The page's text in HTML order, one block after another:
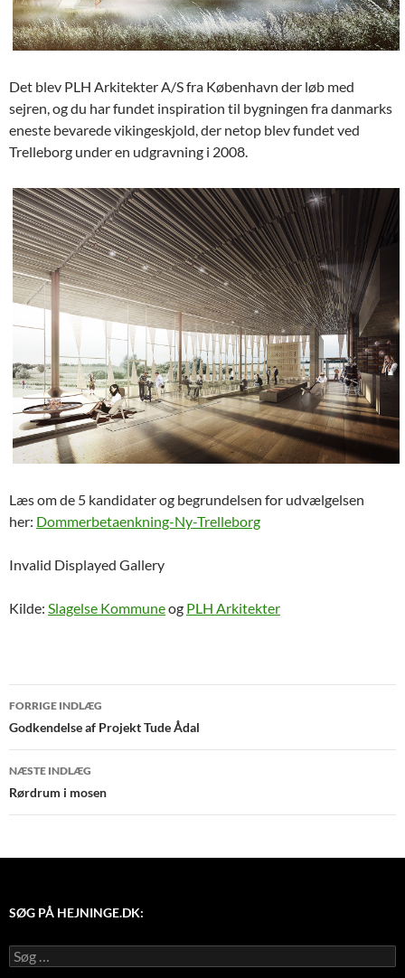
Det blev PLH Arkitekter A/S fra København der løb med
sejren, og du har fundet inspiration til bygningen fra danmarks
eneste bevarede vikingeskjold, der netop blev fundet ved
Trelleborg under en udgravning i 2008.
Læs om de 5 kandidater og begrundelsen for udvælgelsen
her: Dommerbetaenkning-Ny-Trelleborg
Invalid Displayed Gallery
Kilde: Slagelse Kommuneog PLH Arkitekter
Indlægsnavigation
FORRIGE INDLÆG
Godkendelse af Projekt Tude Ådal
NÆSTE INDLÆG
Rørdrum i mosen
SØG PÅ HEJNINGE.DK:
Søg
efter: